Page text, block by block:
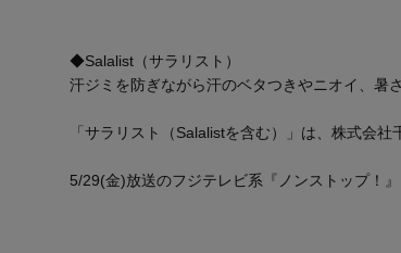
◆Salalist（サラリスト）
汗ジミを防ぎながら汗のベタつきやニオイ、暑
「サラリスト（Salalistを含む）」は、株式会社
5/29(金)放送のフジテレビ系『ノンストップ！